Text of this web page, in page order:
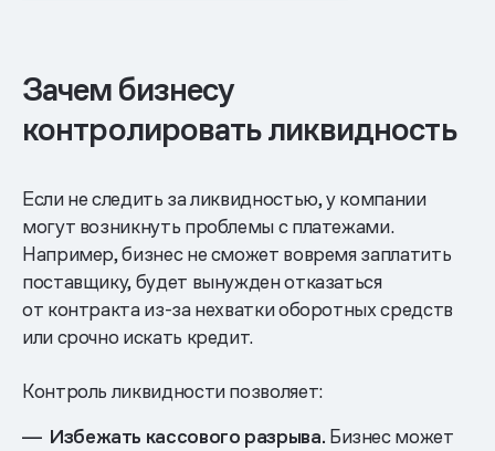
Зачем бизнесу
контролировать ликвидность
Если не следить за ликвидностью, у компании
могут возникнуть проблемы с платежами.
Например, бизнес не сможет вовремя заплатить
поставщику, будет вынужден отказаться
от контракта из-за нехватки оборотных средств
или срочно искать кредит.
Контроль ликвидности позволяет:
Избежать кассового разрыва. Бизнес может